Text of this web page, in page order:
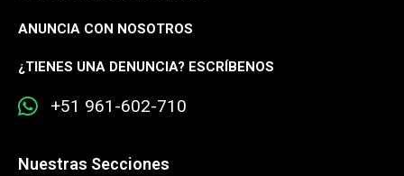
ANUNCIA CON NOSOTROS
¿TIENES UNA DENUNCIA? ESCRÍBENOS
+51 961-602-710
Nuestras Secciones